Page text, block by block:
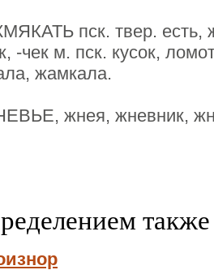
пск. твер. есть,
-чек м. пск. кусок,
жамкала.
жнея, жневник,